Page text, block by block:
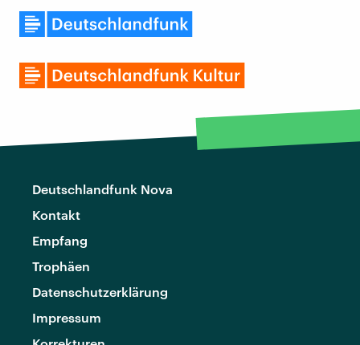
Deutschlandfunk Nova
Kontakt
Empfang
Trophäen
Datenschutzerklärung
Impressum